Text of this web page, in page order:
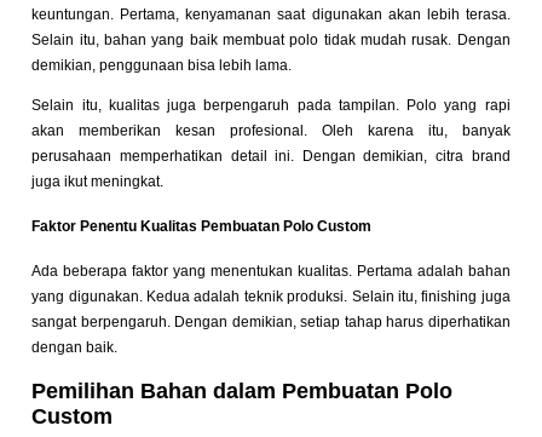
keuntungan. Pertama, kenyamanan saat digunakan akan lebih terasa.
Selain itu, bahan yang baik membuat polo tidak mudah rusak. Dengan
demikian, penggunaan bisa lebih lama.
Selain itu, kualitas juga berpengaruh pada tampilan. Polo yang rapi
akan memberikan kesan profesional. Oleh karena itu, banyak
perusahaan memperhatikan detail ini. Dengan demikian, citra brand
juga ikut meningkat.
Faktor Penentu Kualitas Pembuatan Polo Custom
Ada beberapa faktor yang menentukan kualitas. Pertama adalah bahan
yang digunakan. Kedua adalah teknik produksi. Selain itu, finishing juga
sangat berpengaruh. Dengan demikian, setiap tahap harus diperhatikan
dengan baik.
Pemilihan Bahan dalam Pembuatan Polo
Custom